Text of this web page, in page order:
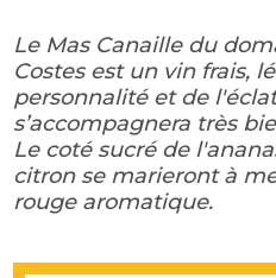
Le Mas Canaille du
Costes est un vin frais,
personnalité et de
s’accompagnera très
Le coté sucré de
citron se marieront à
rouge aromatique.